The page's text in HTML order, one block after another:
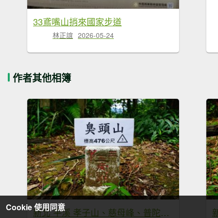
33鳶嘴山捎來國家步道
林正誼 2026-05-24
作者其他相簿
新北 平溪 孝子山、慈母峰、普陀山、中央尖、臭頭山
Cookie 使用同意